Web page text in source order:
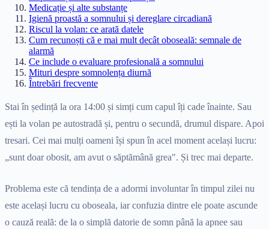
Medicație și alte substanțe
Igienă proastă a somnului și dereglare circadiană
Riscul la volan: ce arată datele
Cum recunoști că e mai mult decât oboseală: semnale de
alarmă
Ce include o evaluare profesională a somnului
Mituri despre somnolența diurnă
Întrebări frecvente
Stai în ședință la ora 14:00 și simți cum capul îți cade înainte. Sau
ești la volan pe autostradă și, pentru o secundă, drumul dispare. Apoi
tresari. Cei mai mulți oameni își spun în acel moment același lucru:
„sunt doar obosit, am avut o săptămână grea". Și trec mai departe.
Problema este că tendința de a adormi involuntar în timpul zilei nu
este același lucru cu oboseala, iar confuzia dintre ele poate ascunde
o cauză reală: de la o simplă datorie de somn până la apnee sau